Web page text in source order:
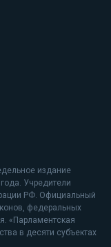
издание
Учредители
РФ. Официальный
федеральных
«Парламентская
в десяти субъектах